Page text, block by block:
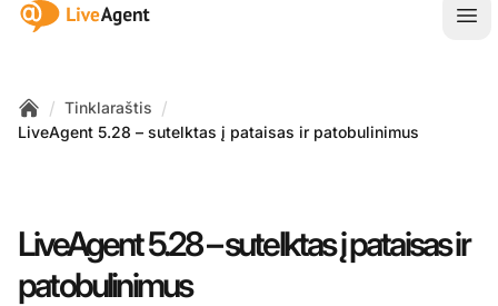
:site.title
Home
/ Tinklaraštis /
LiveAgent 5.28 – sutelktas į pataisas ir patobulinimus
LiveAgent 5.28 – sutelktas į pataisas ir
patobulinimus